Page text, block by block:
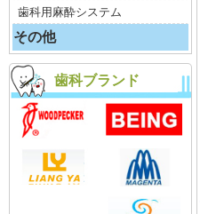
歯科用麻酔システム
その他
歯科ブランド